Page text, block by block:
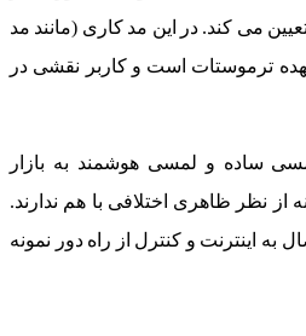
می کند. در این مد کاری (مانند مد
ترموستات است و کاربر نقشی در
ساده و لمسی هوشمند به بازار
نظر ظاهری اختلافی با هم ندارند.
به اینترنت و کنترل از راه دور نمونه